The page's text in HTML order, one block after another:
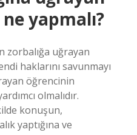
yapmalı?
zorbalığa uğrayan
haklarını savunmayı
öğrencinin
olmalıdır.
konuşun,
yaptığına ve